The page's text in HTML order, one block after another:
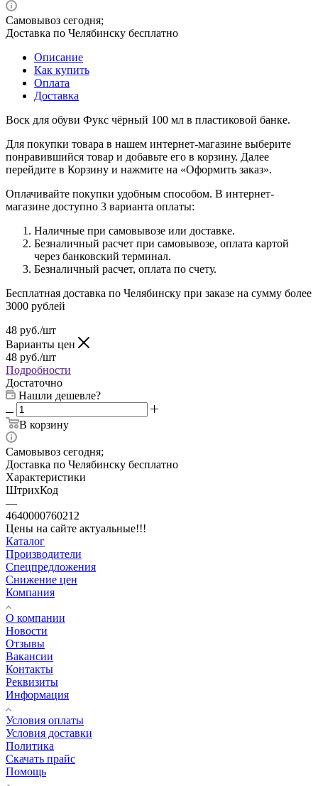
Самовывоз сегодня;
Доставка по Челябинску бесплатно
Описание
Как купить
Оплата
Доставка
Воск для обуви Фукс чёрный 100 мл в пластиковой банке.
Для покупки товара в нашем интернет-магазине выберите
понравившийся товар и добавьте его в корзину. Далее
перейдите в Корзину и нажмите на «Оформить заказ».
Оплачивайте покупки удобным способом. В интернет-
магазине доступно 3 варианта оплаты:
Наличные при самовывозе или доставке.
Безналичный расчет при самовывозе, оплата картой
через банковский терминал.
Безналичный расчет, оплата по счету.
Бесплатная доставка по Челябинску при заказе на сумму более
3000 рублей
48 руб./шт
Варианты цен
48 руб./шт
Подробности
Достаточно
Нашли дешевле?
В корзину
Самовывоз сегодня;
Доставка по Челябинску бесплатно
Характеристики
ШтрихКод
—
4640000760212
Цены на сайте актуальные!!!
Каталог
Производители
Спецпредложения
Снижение цен
Компания
О компании
Новости
Отзывы
Вакансии
Контакты
Реквизиты
Информация
Условия оплаты
Условия доставки
Политика
Скачать прайс
Помощь